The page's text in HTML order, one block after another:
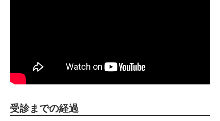
受診までの経過